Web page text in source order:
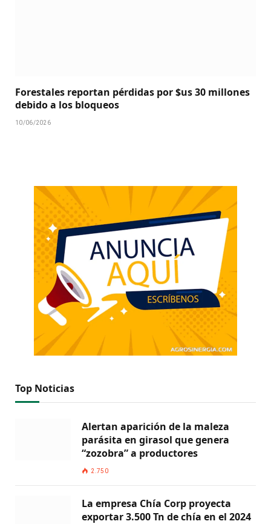
Forestales reportan pérdidas por $us 30 millones
debido a los bloqueos
10/06/2026
Top Noticias
Alertan aparición de la maleza
parásita en girasol que genera
“zozobra” a productores
2.750
La empresa Chía Corp proyecta
exportar 3.500 Tn de chía en el 2024